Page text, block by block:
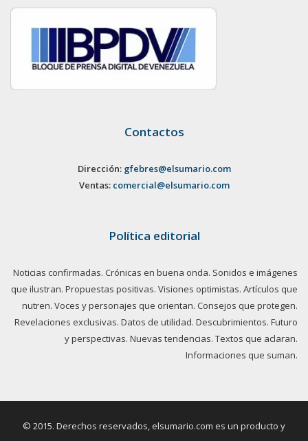
Contactos
Dirección: gfebres@elsumario.com
Ventas: comercial@elsumario.com
Política editorial
Noticias confirmadas. Crónicas en buena onda. Sonidos e imágenes
que ilustran. Propuestas positivas. Visiones optimistas. Artículos que
nutren. Voces y personajes que orientan. Consejos que protegen.
Revelaciones exclusivas. Datos de utilidad. Descubrimientos. Futuro
y perspectivas. Nuevas tendencias. Textos que aclaran.
Informaciones que suman.
© 2015. Derechos reservados, elsumario.com es un producto y